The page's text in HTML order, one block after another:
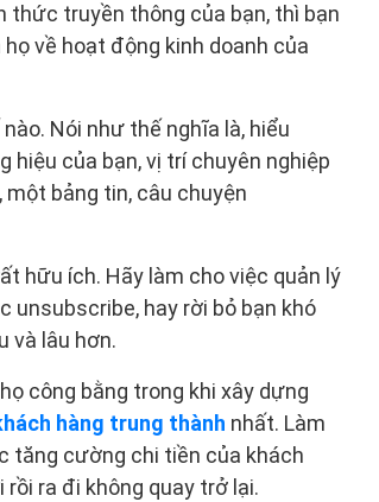
thức truyền thông của bạn, thì bạn
về hoạt động kinh doanh của
Nói như thế nghĩa là, hiểu
của bạn, vị trí chuyên nghiệp
bảng tin, câu chuyện
hữu ích. Hãy làm cho việc quản lý
unsubscribe, hay rời bỏ bạn khó
và lâu hơn.
công bằng trong khi xây dựng
hàng trung thành nhất. Làm
tăng cường chi tiền của khách
ra đi không quay trở lại.